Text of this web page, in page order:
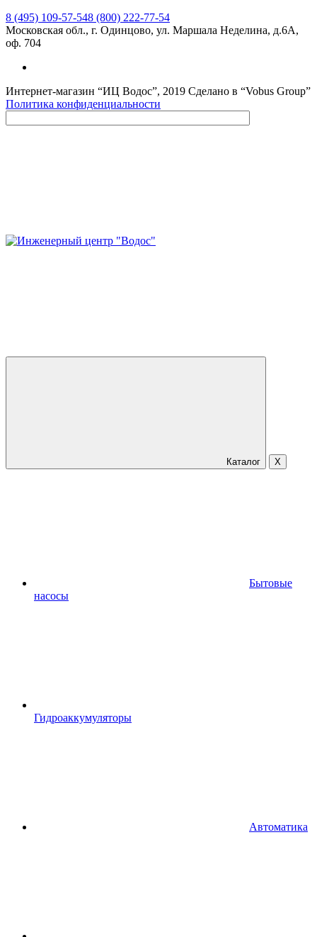
8 (495) 109-57-548 (800) 222-77-54
Московская обл., г. Одинцово, ул. Маршала Неделина, д.6А,
оф. 704
Интернет-магазин “ИЦ Водос”, 2019 Сделано в “Vobus Group”
Политика конфиденциальности
Каталог X
Бытовые
насосы
Гидроаккумуляторы
Автоматика